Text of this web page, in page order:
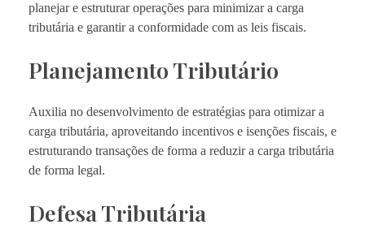
planejar e estruturar operações para minimizar a carga
tributária e garantir a conformidade com as leis fiscais.
Planejamento Tributário
Auxilia no desenvolvimento de estratégias para otimizar a
carga tributária, aproveitando incentivos e isenções fiscais, e
estruturando transações de forma a reduzir a carga tributária
de forma legal.
Defesa Tributária